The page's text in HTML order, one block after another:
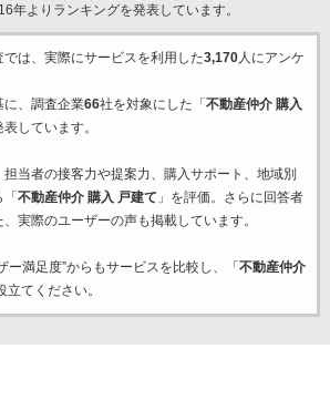
年よりランキングを発表しています。
は、実際にサービスを利用した3,170人にアンケ
に、調査企業66社を対象にした「 不動産仲介 購入
しています。
当者の接客力や提案力、購入サポート、地域別
不動産仲介 購入 戸建て 」を評価。さらに回答者
実際のユーザーの声も掲載しています。
ー満足度”からもサービスを比較し、「 不動産仲介
立てください。